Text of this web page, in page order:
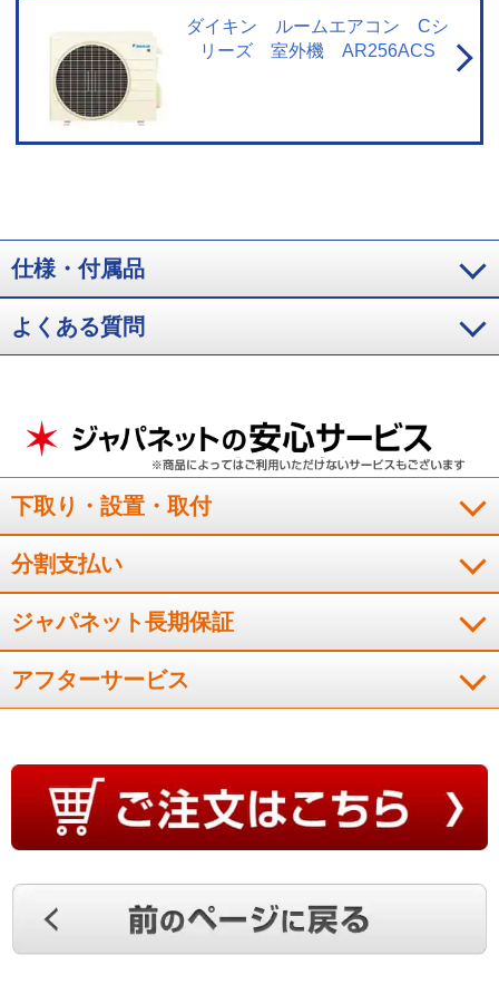
リモコンからの設定はできません。停電中やブレーカーOFF時には、設定して
いても作動しません。
※6 スマートフォンやタブレットPCなどの通信可能
圏内に限ります。（通信費が別途かかります。）通信環境や使用状況によっ
ては、サービスをご利用いただけない場合があります。サービスのご利用時
にダイキン会員サイトCLUB DAIKINへのユーザー登録が必要です。必要なネ
ットワーク環境：お客様がお使いの通信機器（スマートフォン／タブレット
PC）ならびに無線LANインターネット環境。すべてのWi-Fi環境で接続できる
ダイキン ルームエアコン Cシ
リーズ 室外機 AR256ACS
仕様・付属品
よくある質問
下取り・設置・取付
分割支払い
ジャパネット長期保証
アフターサービス